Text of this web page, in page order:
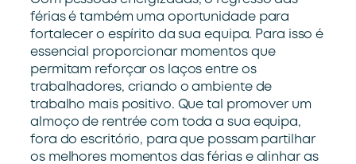
férias é também uma oportunidade para
fortalecer o espírito da sua equipa. Para isso é
essencial proporcionar momentos que
permitam reforçar os laços entre os
trabalhadores, criando o ambiente de
trabalho mais positivo. Que tal promover um
almoço de rentrée com toda a sua equipa,
fora do escritório, para que possam partilhar
os melhores momentos das férias e alinhar as